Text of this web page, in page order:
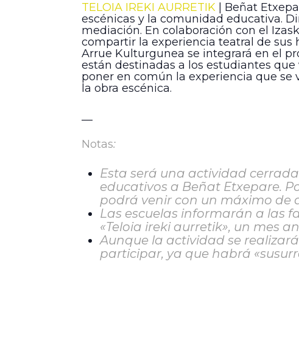
TELOIA IREKI AURRETIK | Beñat
escénicas y la comunidad educativa.
mediación. En colaboración con el
compartir la experiencia teatral de sus
Arrue Kulturgunea se integrará en el
están destinadas a los estudiantes
poner en común la experiencia que
la obra escénica.
Notas:
Esta será una actividad
educativos a Beñat Etxepare.
podrá venir con un máximo de
Las escuelas informarán a las
«Teloia ireki aurretik», un mes
Aunque la actividad se
participar, ya que habrá